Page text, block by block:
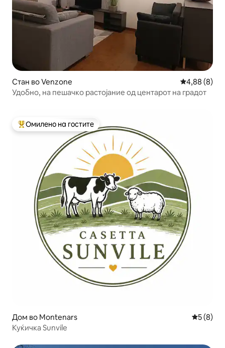
Стан во Venzone Просечна
4,88 (8)
Удобно, на пешачко растојание од центарот на градот
Меѓу најуспешните „Омилени на гостите“
Омилено на гостите
Дом во Montenars
5 (8)
Куќичка Sunvile